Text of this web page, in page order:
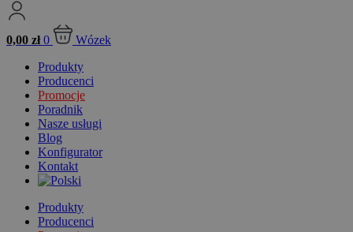
0,00 zł 0
Wózek
Produkty
Producenci
Promocje
Poradnik
Nasze usługi
Blog
Konfigurator
Kontakt
Produkty
Producenci